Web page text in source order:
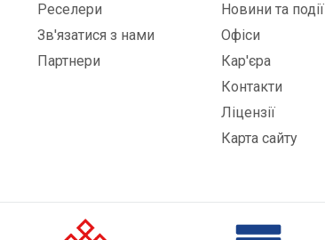
Реселери
Зв'язатися з нами
Партнери
Новини та події
Офіси
Кар'єра
Контакти
Ліцензії
Карта сайту